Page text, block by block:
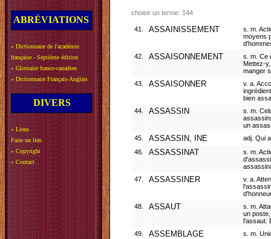
ABRÉVIATIONS
» Dictionnaire de l'académie
française - Septième édition
» Glossaire franco-canadien
» Dictionnaire Français-Anglais
DIVERS
» Liens
Faire un lien
» Copyright
» Contact
choisir un terme: 144
41. ASSAINISSEMENT
s. m.
moyens
42.
ASSAISONNEMENT
s. m. Ce
Mettez-
manger
43.
ASSAISONNER
v. a.
bien
44.
ASSASSIN
s. m.
un
45.
ASSASSIN, INE
adj. Qui
46.
ASSASSINAT
s. m.
47.
ASSASSINER
v. a.
48.
ASSAUT
s. m.
un
l'assaut.
49.
ASSEMBLAGE
s. m.